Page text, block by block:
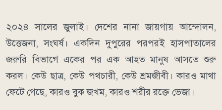
২০২৪ সালের জুলাই। দেশের নানা জায়গায় আন্দোলন,
উত্তেজনা, সংঘর্ষ। একদিন দুপুরের পরপরই হাসপাতালের
জরুরি বিভাগে একের পর এক আহত মানুষ আসতে শুরু
করল। কেউ ছাত্র, কেউ পথচারী, কেউ শ্রমজীবী। কারও মাথা
ফেটে গেছে, কারও বুক জখম, কারও শরীর রক্তে ভেজা।